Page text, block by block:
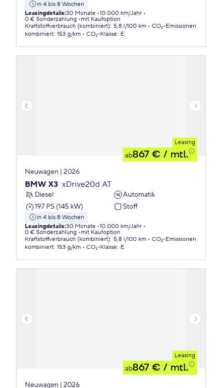
in 4 bis 8 Wochen
Leasingdetails:30 Monate 10.000 km/Jahr
0 € Sonderzahlung
mit Kaufoption
Kraftstoffverbrauch (kombiniert): 5,8 l/100 km
CO₂-Emissionen
kombiniert: 153 g/km CO₂-Klasse: E
Leasing
ab867 € / mtl.
Neuwagen | 2026
BMW X3 xDrive20d AT
Diesel
Automatik
197 PS (145 kW)
Stoff
in 4 bis 8 Wochen
Leasingdetails:30 Monate 10.000 km/Jahr
0 € Sonderzahlung
mit Kaufoption
Kraftstoffverbrauch (kombiniert): 5,8 l/100 km
CO₂-Emissionen
kombiniert: 153 g/km CO₂-Klasse: E
Leasing
ab867 € / mtl.
Neuwagen | 2026